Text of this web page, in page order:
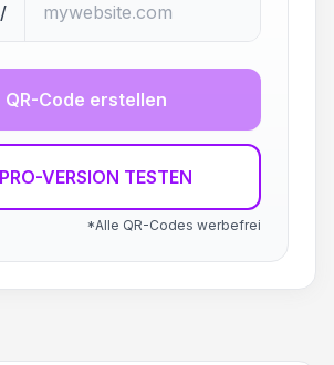
QR-Code erstellen
VERSION TESTEN
*Alle QR-Codes werbefrei